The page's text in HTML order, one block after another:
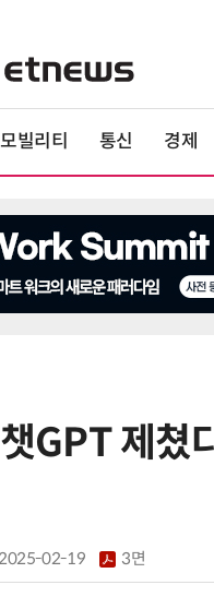
모빌리티 통신 경제
GPT 제
02-19 3면